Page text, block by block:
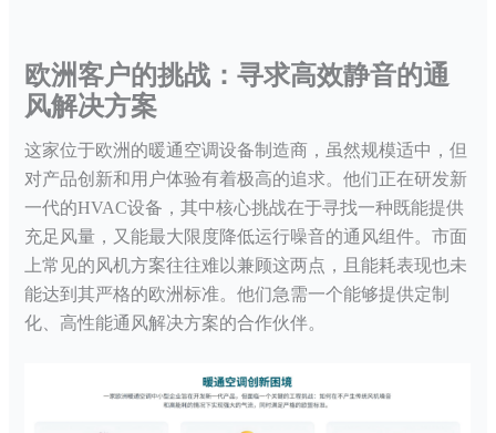
欧洲客户的挑战：寻求高效静音的通
风解决方案
这家位于欧洲的暖通空调设备制造商，虽然规模适中，但
对产品创新和用户体验有着极高的追求。他们正在研发新
一代的HVAC设备，其中核心挑战在于寻找一种既能提供
充足风量，又能最大限度降低运行噪音的通风组件。市面
上常见的风机方案往往难以兼顾这两点，且能耗表现也未
能达到其严格的欧洲标准。他们急需一个能够提供定制
化、高性能通风解决方案的合作伙伴。